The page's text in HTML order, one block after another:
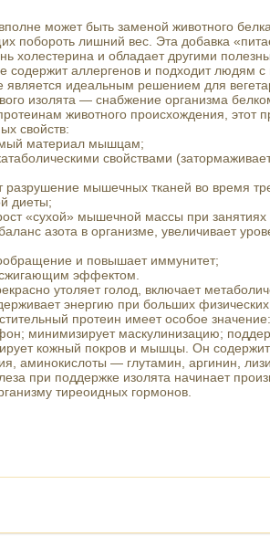
может быть заменой животного
побороть лишний вес. Эта добавка
холестерина и обладает другими
содержит аллергенов и подходит людям
является идеальным решением для
изолята — снабжение организма
животного происхождения, этот
свойств:
материал мышцам;
свойствами
разрушение мышечных тканей во время
диеты;
«сухой» мышечной массы при занятиях
азота в организме, увеличивает
и повышает иммунитет;
эффектом.
утоляет голод, включает
энергию при больших физических
протеин имеет особое
минимизирует маскулинизацию;
кожный покров и мышцы. Он содержит
аминокислоты — глутамин, аргинин,
при поддержке изолята начинает
тиреоидных гормонов.